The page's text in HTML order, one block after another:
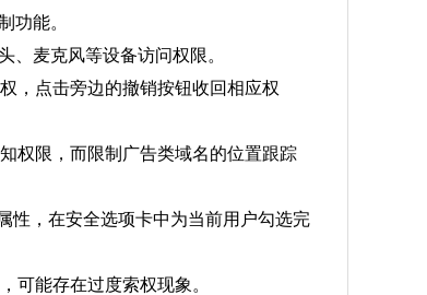
功能。
、麦克风等设备访问权限。
，点击旁边的撤销按钮收回相应权
权限，而限制广告类域名的位置跟踪
性，在安全选项卡中为当前用户勾选完
可能存在过度索权现象。